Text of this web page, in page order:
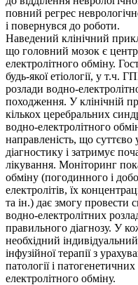
повний регрес
і повернувся до роботи.
Наведений клінічний
що головний мозок є
електролітного обміну.
будь-якої етіології, у т.ч.
розлади водно-
походження. У клінічній
кількох церебральних
водно-електролітного
направленість, що суттєво
діагностику і затримує
лікування. Моніторинг
обміну (погодинного і
електролітів, їх
та ін.) дає змогу провести
водно-електролітних
правильного діагнозу. У
необхідний
інфузійної терапії з
патології і
електролітного обміну.